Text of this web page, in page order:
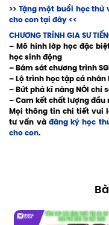
>> Tặng một buổi học
cho con tại đây <<
CHƯƠNG TRÌNH GIA SƯ
– Mô hình lớp học đặc
học sinh động
– Bám sát chương trình
– Lộ trình học tập cá
– Bứt phá kĩ năng NÓI chỉ
– Cam kết chất lượng đầu
Mọi thông tin chi tiết vui
tư vấn và đăng ký học
cho con.